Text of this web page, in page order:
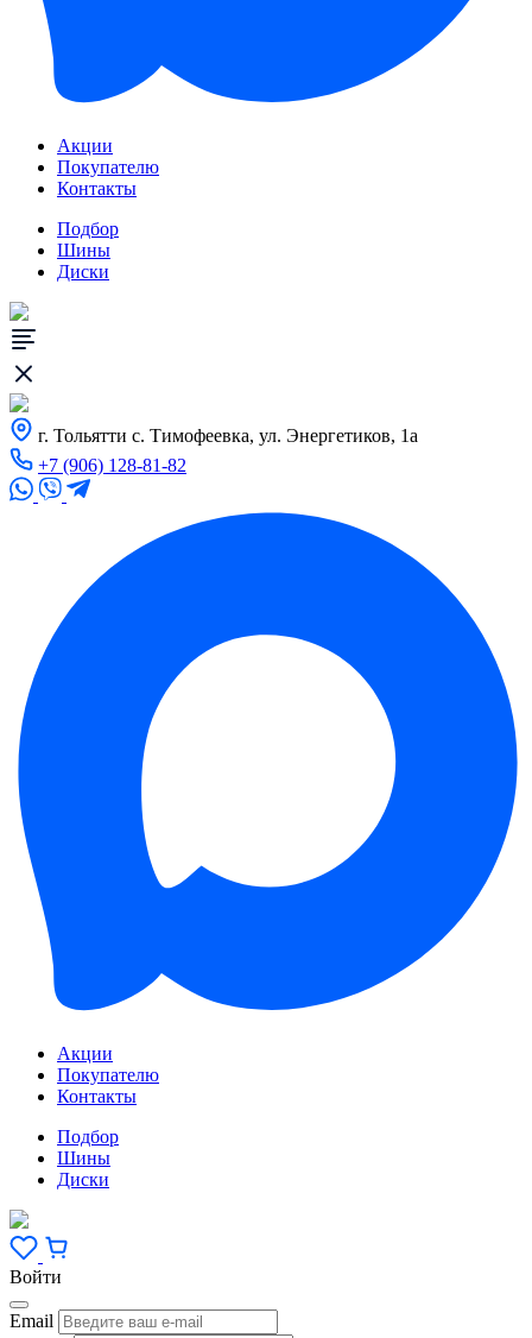
Акции
Покупателю
Контакты
Подбор
Шины
Диски
г. Тольятти с. Тимофеевка, ул. Энергетиков, 1а
+7 (906) 128-81-82
Акции
Покупателю
Контакты
Подбор
Шины
Диски
Войти
Email